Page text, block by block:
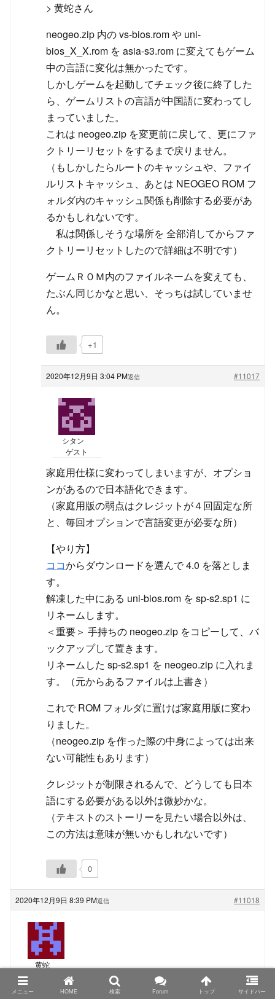
> 黄蛇さん
neogeo.zip 内の vs-bios.rom や uni-
bios_X_X.rom を asia-s3.rom に変えてもゲーム
中の言語に変化は無かったです。
しかしゲームを起動してチェック後に終了した
ら、ゲームリストの言語が中国語に変わってし
まっていました。
これは neogeo.zip を変更前に戻して、更にファ
クトリーリセットをするまで戻りません。
（もしかしたらルートのキャッシュや、ファイ
ルリストキャッシュ、あとは NEOGEO ROM フ
ォルダ内のキャッシュ関係も削除する必要があ
るかもしれないです。
私は関係しそうな場所を 全部消してからファ
クトリーリセットしたので詳細は不明です）
ゲームＲＯＭ内のファイルネームを変えても、
たぶん同じかなと思い、そっちは試していませ
ん。
+1
2020年12月9日 3:04 PM #11017
返信
シタン
ゲスト
家庭用仕様に変わってしまいますが、オプショ
ンがあるので日本語化できます。
（家庭用版の弱点はクレジットが４回固定な所
と、毎回オプションで言語変更が必要な所）
【やり方】
ココからダウンロードを選んで 4.0 を落としま
す。
解凍した中にある uni-bios.rom を sp-s2.sp1 に
リネームします。
＜重要＞ 手持ちの neogeo.zip をコピーして、バ
ックアップして置きます。
リネームした sp-s2.sp1 を neogeo.zip に入れま
す。（元からあるファイルは上書き）
これで ROM フォルダに置けば家庭用版に変わ
りました。
（neogeo.zip を作った際の中身によっては出来
ない可能性もあります）
クレジットが制限されるんで、どうしても日本
語にする必要がある以外は微妙かな。
（テキストのストーリーを見たい場合以外は、
この方法は意味が無いかもしれないです）
0
2020年12月9日 8:39 PM #11018
返信
黄蛇
TRIMUI Model S、PowKiddyさん名義の物もシタンさ
メニュー HOME 検索 Forum トップ サイドバー